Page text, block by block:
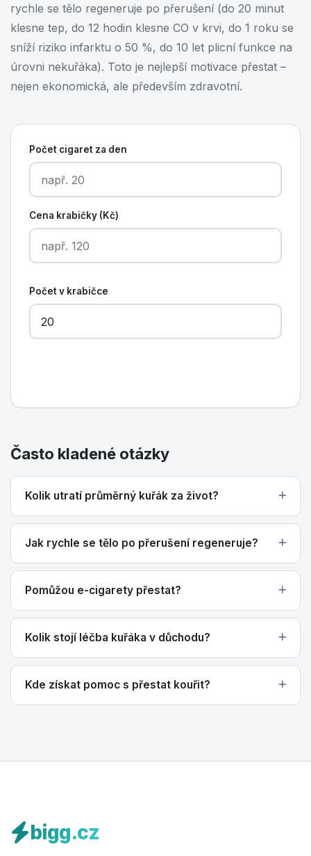
rychle se tělo regeneruje po přerušení (do 20 minut
klesne tep, do 12 hodin klesne CO v krvi, do 1 roku se
sníží riziko infarktu o 50 %, do 10 let plicní funkce na
úrovni nekuřáka). Toto je nejlepší motivace přestat –
nejen ekonomická, ale především zdravotní.
Počet cigaret za den
Cena krabičky (Kč)
Počet v krabičce
Často kladené otázky
Kolik utratí průměrný kuřák za život?
Jak rychle se tělo po přerušení regeneruje?
Pomůžou e-cigarety přestat?
Kolik stojí léčba kuřáka v důchodu?
Kde získat pomoc s přestat kouřit?
bigg.cz